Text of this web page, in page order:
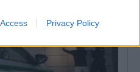
Privacy Policy